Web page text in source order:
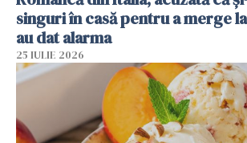
singuri în casă pentru a merge
au dat alarma
25 IULIE 2026